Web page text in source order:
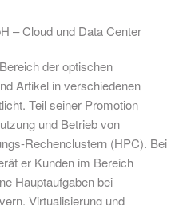
– Cloud und Data Center
der optischen
Artikel in verschiedenen
Teil seiner Promotion
und Betrieb von
Rechenclustern (HPC). Bei
er Kunden im Bereich
Hauptaufgaben bei
Virtualisierung und